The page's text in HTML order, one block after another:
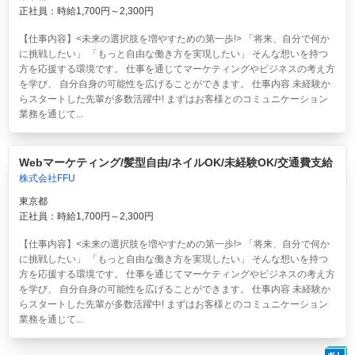
正社員：時給1,700円～2,300円
【仕事内容】<未来の選択肢を増やすための第一歩!> 「将来、自分で何か
に挑戦したい」 「もっと自由な働き方を実現したい」 そんな想いを持つ
方を応援する環境です。 仕事を通じてマーケティングやビジネスの考え方
を学び、 自分自身の可能性を広げることができます。 仕事内容 未経験か
らスタートした先輩が多数活躍中! まずはお客様とのコミュニケーション
業務を通じて...
Webマーケティング/髪型自由/ネイルOK/未経験OK/交通費支給
株式会社FFU
東京都
正社員：時給1,700円～2,300円
【仕事内容】<未来の選択肢を増やすための第一歩!> 「将来、自分で何か
に挑戦したい」 「もっと自由な働き方を実現したい」 そんな想いを持つ
方を応援する環境です。 仕事を通じてマーケティングやビジネスの考え方
を学び、 自分自身の可能性を広げることができます。 仕事内容 未経験か
らスタートした先輩が多数活躍中! まずはお客様とのコミュニケーション
業務を通じて...